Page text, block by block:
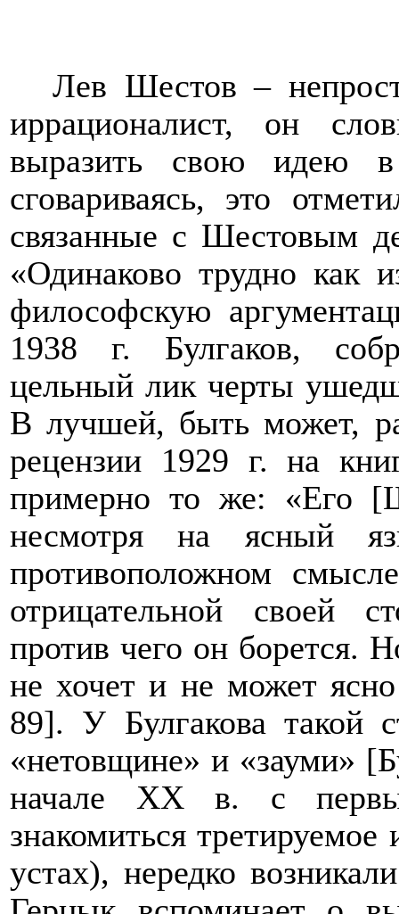
Лев Шестов –
иррационалист, он
выразить свою идею в
сговариваясь, это
связанные с Шестовым
«Одинаково трудно как
философскую
1938 г. Булгаков,
цельный лик черты
В лучшей, быть может,
рецензии 1929 г. на
примерно то же: «Его
несмотря на ясный
противоположном
отрицательной своей
против чего он борется.
не хочет и не может
89]. У Булгакова такой
«нетовщине» и «зауми»
начале ХХ в. с
знакомиться
устах), нередко